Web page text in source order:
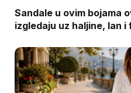
Sandale u ovim bojama
izgledaju uz haljine, lan i